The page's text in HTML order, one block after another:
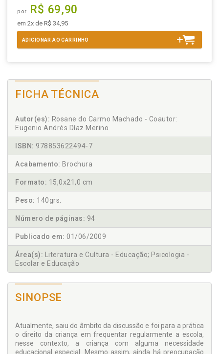
por R$ 69,90
em 2x de R$ 34,95
ADICIONAR AO CARRINHO
FICHA TÉCNICA
Autor(es): Rosane do Carmo Machado - Coautor:
Eugenio Andrés Díaz Merino
ISBN: 978853622494-7
Acabamento: Brochura
Formato: 15,0x21,0 cm
Peso: 140grs.
Número de páginas: 94
Publicado em: 01/06/2009
Área(s): Literatura e Cultura - Educação; Psicologia -
Escolar e Educação
SINOPSE
Atualmente, saiu do âmbito da discussão e foi para a prática
o direito da criança em frequentar regularmente a escola,
nesse contexto, a criança com alguma necessidade
educacional especial. Mesmo assim, ainda há preocupação